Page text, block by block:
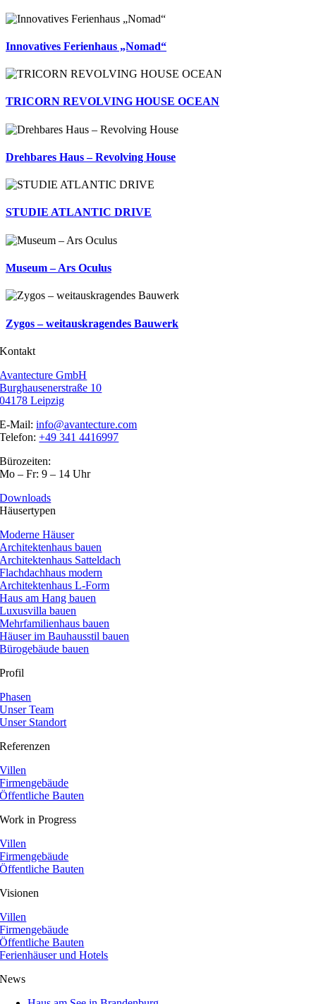
Innovatives Ferienhaus „Nomad“
TRICORN REVOLVING HOUSE OCEAN
Drehbares Haus – Revolving House
STUDIE ATLANTIC DRIVE
Museum – Ars Oculus
Zygos – weitauskragendes Bauwerk
Kontakt
Avantecture GmbH
Burghausenerstraße 10
04178 Leipzig
E-Mail:info@avantecture.com
Telefon:+49 341 4416997
Bürozeiten:
Mo – Fr: 9 – 14 Uhr
Downloads
Häusertypen
Moderne Häuser
Architektenhaus bauen
Architektenhaus Satteldach
Flachdachhaus modern
Architektenhaus L-Form
Haus am Hang bauen
Luxusvilla bauen
Mehrfamilienhaus bauen
Häuser im Bauhausstil bauen
Bürogebäude bauen
Profil
Phasen
Unser Team
Unser Standort
Referenzen
Villen
Firmengebäude
Öffentliche Bauten
Work in Progress
Villen
Firmengebäude
Öffentliche Bauten
Visionen
Villen
Firmengebäude
Öffentliche Bauten
Ferienhäuser und Hotels
News